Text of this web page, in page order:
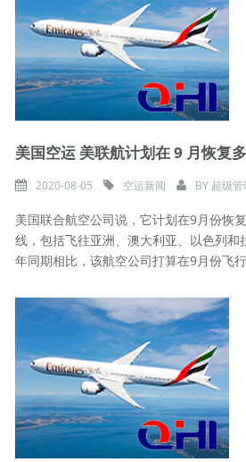
美国空运 美联航计划在 9 月恢复
2020-08-05 空运新闻 BY 超级管
美国联合航空公司说，它计划在9月份恢
线，包括飞往亚洲、澳大利亚、以色列和
年同期相比，该航空公司打算在9月份飞